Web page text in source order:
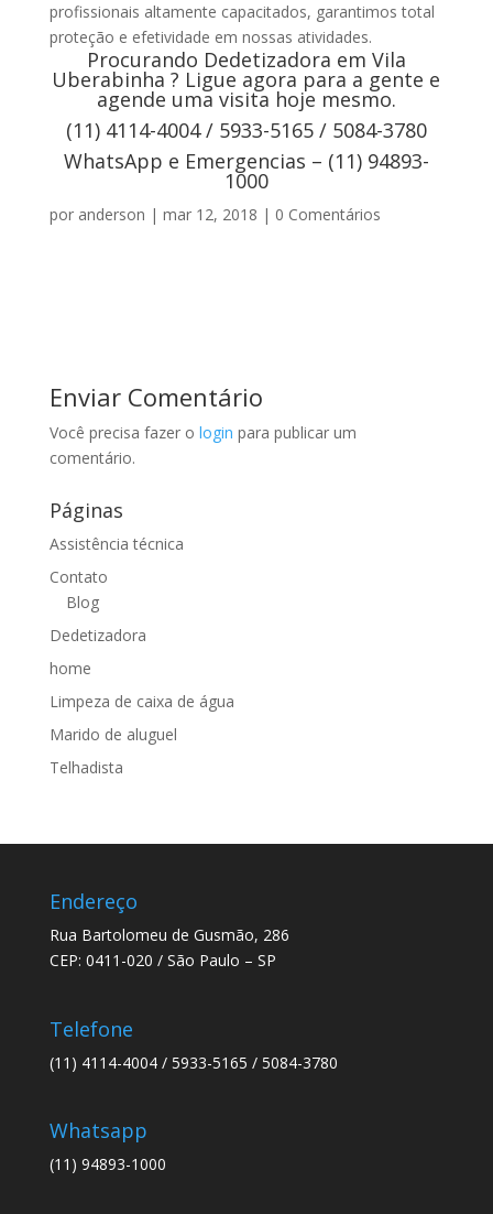
profissionais altamente capacitados, garantimos total
proteção e efetividade em nossas atividades.
Procurando Dedetizadora em Vila
Uberabinha ? Ligue agora para a gente e
agende uma visita hoje mesmo.
(11) 4114-4004 / 5933-5165 / 5084-3780
WhatsApp e Emergencias – (11) 94893-
1000
por anderson | mar 12, 2018 | 0 Comentários
Enviar Comentário
Você precisa fazer o login para publicar um
comentário.
Páginas
Assistência técnica
Contato
Blog
Dedetizadora
home
Limpeza de caixa de água
Marido de aluguel
Telhadista
Endereço
Rua Bartolomeu de Gusmão, 286
CEP: 0411-020 / São Paulo – SP
Telefone
(11) 4114-4004 / 5933-5165 / 5084-3780
Whatsapp
(11) 94893-1000